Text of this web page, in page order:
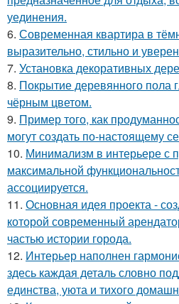
уединения.
6. Современная квартира в
выразительно, стильно и
7. Установка декоративных
8. Покрытие деревянного
чёрным цветом.
9. Пример того, как
могут создать по-настоящему
10. Минимализм в интерьере с
максимальной
ассоциируется.
11. Основная идея проекта -
которой современный
частью истории города.
12. Интерьер наполнен
здесь каждая деталь словно
единства, уюта и тихого